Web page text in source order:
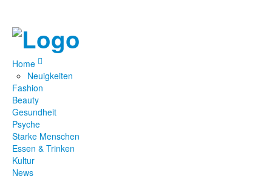
Home
Neuigkeiten
Fashion
Beauty
Gesundheit
Psyche
Starke Menschen
Essen & Trinken
Kultur
News